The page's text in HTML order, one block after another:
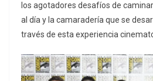
los agotadores desafíos de
al día y la camaradería que se
través de esta experiencia